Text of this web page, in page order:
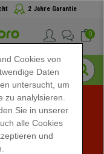
2 Jahre Garantie
0
Exklusive
ansehen -
Cookies von
Daten
untersucht, um
zu analylsieren.
Sie in unserer
alle Cookies
und